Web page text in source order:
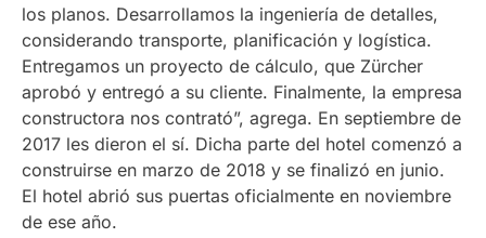
los planos. Desarrollamos la ingeniería de detalles,
considerando transporte, planificación y logística.
Entregamos un proyecto de cálculo, que Zürcher
aprobó y entregó a su cliente. Finalmente, la empresa
constructora nos contrató”, agrega. En septiembre de
2017 les dieron el sí. Dicha parte del hotel comenzó a
construirse en marzo de 2018 y se finalizó en junio.
El hotel abrió sus puertas oficialmente en noviembre
de ese año.